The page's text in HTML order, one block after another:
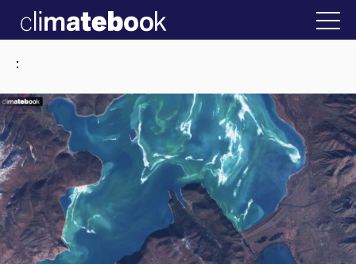
Ελλάδα 22 ΙΑΝ 2026 2025 Η άβολη
: